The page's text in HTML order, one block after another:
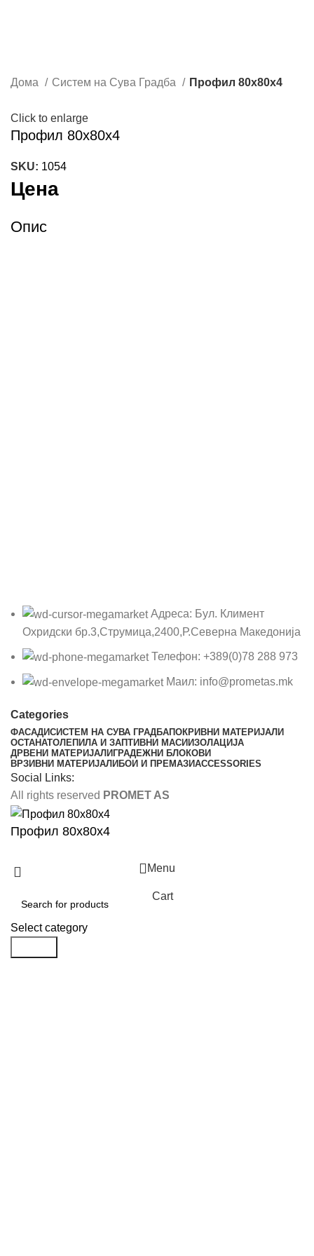
Дома Систем на Сува Градба Профил 80х80х4
Click to enlarge
Профил 80х80х4
SKU: 1054
Цена
Опис
Адреса: Бул. Климент
Охридски бр.3,Струмица,2400,Р.Северна Македонија
Телефон: +389(0)78 288 973
Маил: info@prometas.mk
Categories
ФАСАДИСИСТЕМ НА СУВА ГРАДБАПОКРИВНИ МАТЕРИЈАЛИ
ОСТАНАТОЛЕПИЛА И ЗАПТИВНИ МАСИ ИЗОЛАЦИЈА
ДРВЕНИ МАТЕРИЈАЛИ ГРАДЕЖНИ БЛОКОВИ
ВРЗИВНИ МАТЕРИЈАЛИ БОИ И ПРЕМАЗИACCESSORIES
Social Links:
All rights reserved PROMET AS
Профил 80х80х4
Select category
Menu
Cart